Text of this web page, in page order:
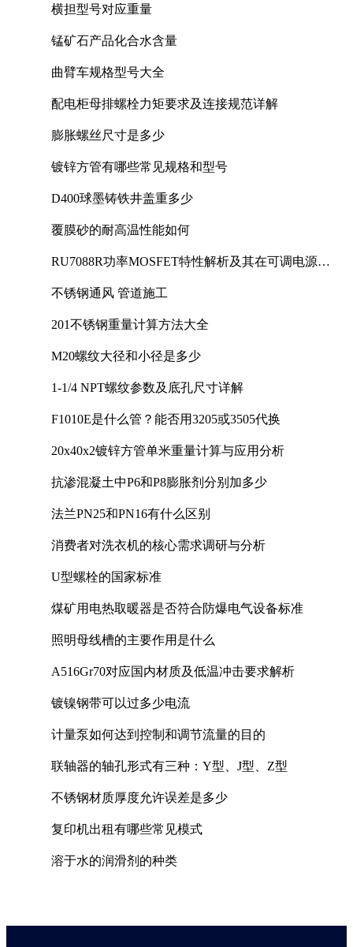
横担型号对应重量
锰矿石产品化合水含量
曲臂车规格型号大全
配电柜母排螺栓力矩要求及连接规范详解
膨胀螺丝尺寸是多少
镀锌方管有哪些常见规格和型号
D400球墨铸铁井盖重多少
覆膜砂的耐高温性能如何
RU7088R功率MOSFET特性解析及其在可调电源设
不锈钢通风 管道施工
201不锈钢重量计算方法大全
M20螺纹大径和小径是多少
1-1/4 NPT螺纹参数及底孔尺寸详解
F1010E是什么管？能否用3205或3505代换
20x40x2镀锌方管单米重量计算与应用分析
抗渗混凝土中P6和P8膨胀剂分别加多少
法兰PN25和PN16有什么区别
消费者对洗衣机的核心需求调研与分析
U型螺栓的国家标准
煤矿用电热取暖器是否符合防爆电气设备标准
照明母线槽的主要作用是什么
A516Gr70对应国内材质及低温冲击要求解析
镀镍钢带可以过多少电流
计量泵如何达到控制和调节流量的目的
联轴器的轴孔形式有三种：Y型、J型、Z型
不锈钢材质厚度允许误差是多少
复印机出租有哪些常见模式
溶于水的润滑剂的种类